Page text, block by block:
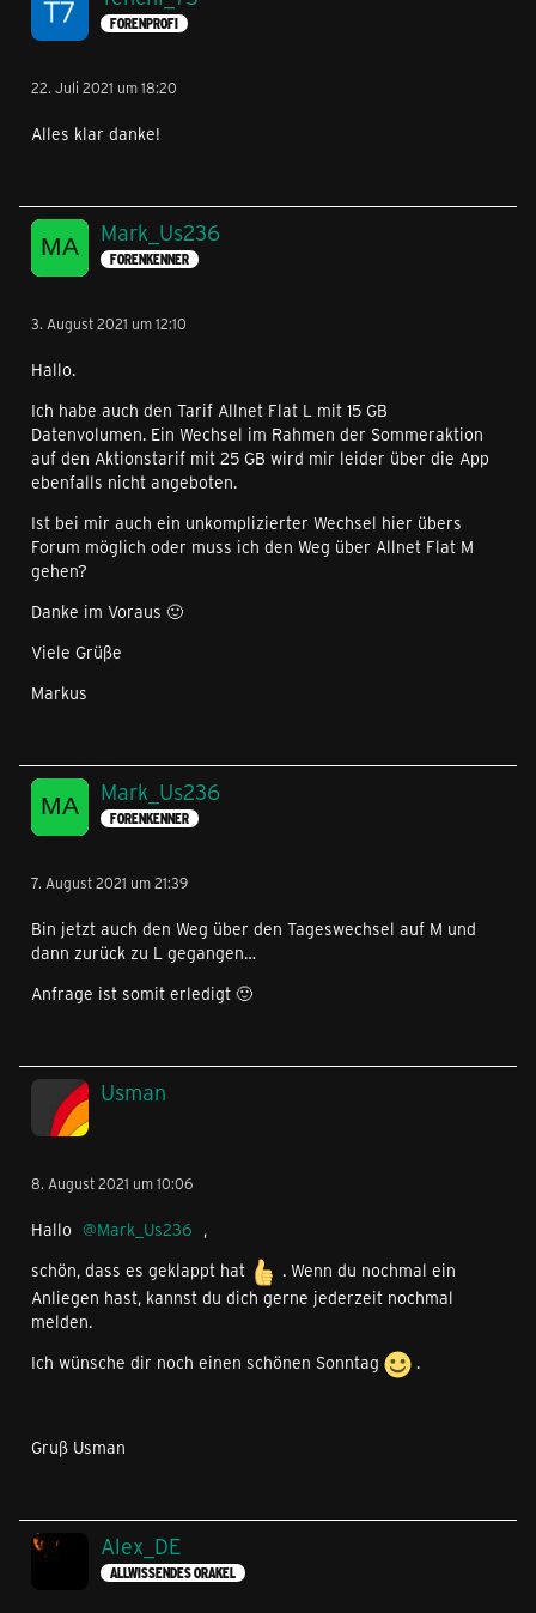
FORENPROFI
22. Juli 2021 um 18:20
Alles klar danke!
Mark_Us236
FORENKENNER
3. August 2021 um 12:10
Hallo.
Ich habe auch den Tarif Allnet Flat L mit 15 GB
Datenvolumen. Ein Wechsel im Rahmen der Sommeraktion
auf den Aktionstarif mit 25 GB wird mir leider über die App
ebenfalls nicht angeboten.
Ist bei mir auch ein unkomplizierter Wechsel hier übers
Forum möglich oder muss ich den Weg über Allnet Flat M
gehen?
Danke im Voraus 🙂
Viele Grüße
Markus
Mark_Us236
FORENKENNER
7. August 2021 um 21:39
Bin jetzt auch den Weg über den Tageswechsel auf M und
dann zurück zu L gegangen…
Anfrage ist somit erledigt 🙂
Usman
8. August 2021 um 10:06
Hallo Mark_Us236 ,
schön, dass es geklappt hat
. Wenn du nochmal ein
Anliegen hast, kannst du dich gerne jederzeit nochmal
melden.
Ich wünsche dir noch einen schönen Sonntag
.
Gruß Usman
Alex_DE
ALLWISSENDES ORAKEL